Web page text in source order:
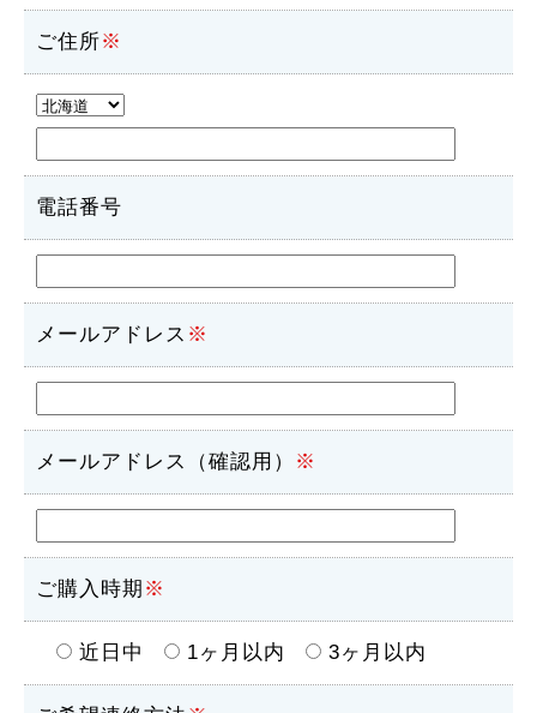
ご住所※
電話番号
メールアドレス ※
メールアドレス（確認用） ※
ご購入時期 ※
近日中 1ヶ月以内 3ヶ月以内